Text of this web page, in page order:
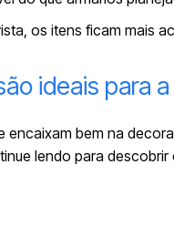
os itens ficam mais
ideais para
encaixam bem na
lendo para